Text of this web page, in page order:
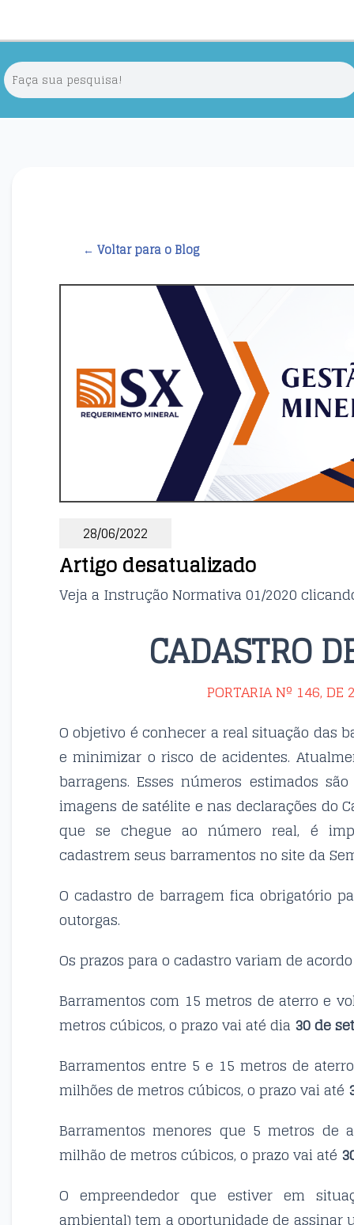
← Voltar para o Blog
28/06/2022
Artigo desatualizado
Veja a Instrução Normativa 01/2020
CADASTRO
PORTARIA Nº 146, DE
O objetivo é conhecer a real situação das
e minimizar o risco de acidentes.
barragens. Esses números estimados
imagens de satélite e nas declarações do
que se chegue ao número real, é
cadastrem seus barramentos no site da
O cadastro de barragem fica obrigatório
outorgas.
Os prazos para o cadastro variam de
Barramentos com 15 metros de aterro e
metros cúbicos, o prazo vai até dia 30 de
Barramentos entre 5 e 15 metros de
milhões de metros cúbicos, o prazo vai até
Barramentos menores que 5 metros de
milhão de metros cúbicos, o prazo vai até
O empreendedor que estiver em
ambiental) tem a oportunidade de assinar